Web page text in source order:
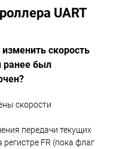
UART
скорость
ранее был
скорости
передачи текущих
FR (пока флаг